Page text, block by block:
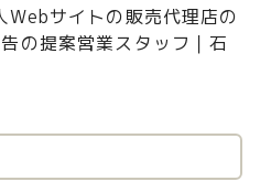
Webサイトの販売代理店の
の提案営業スタッフ｜石